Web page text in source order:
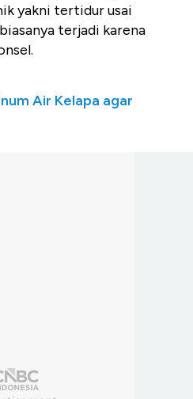
yakni tertidur usai
terjadi karena
Air Kelapa agar